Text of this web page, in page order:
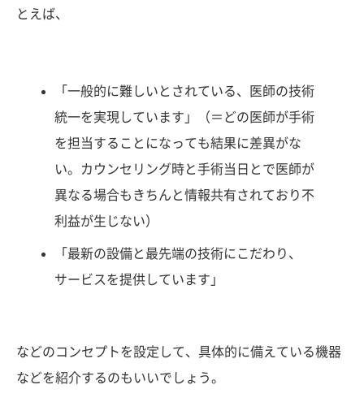
とえば、
「一般的に難しいとされている、医師の技術
統一を実現しています」（＝どの医師が手術
を担当することになっても結果に差異がな
い。カウンセリング時と手術当日とで医師が
異なる場合もきちんと情報共有されており不
利益が生じない）
「最新の設備と最先端の技術にこだわり、
サービスを提供しています」
などのコンセプトを設定して、具体的に備えている機器
などを紹介するのもいいでしょう。